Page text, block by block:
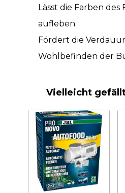
Lässt die Farben des
aufleben.
Fördert die
Wohlbefinden der
Vielleicht